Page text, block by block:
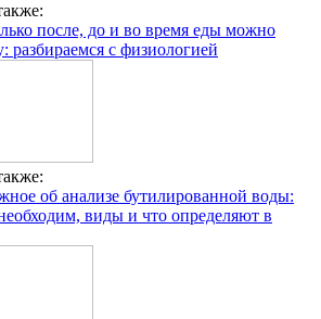
после, до и во время еды можно
разбираемся с физиологией
об анализе бутилированной воды:
виды и что определяют в